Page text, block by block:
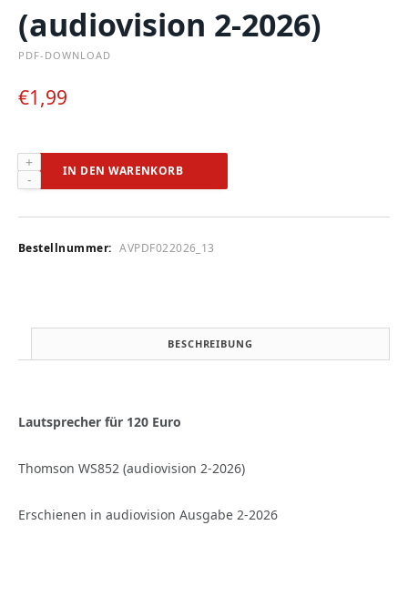
(audiovision 2-2026)
PDF-DOWNLOAD
€1,99
Thomson
WS852
2-
Menge
IN DEN WARENKORB
Bestellnummer: AVPDF022026_13
BESCHREIBUNG
Lautsprecher für 120 Euro
Thomson WS852 (audiovision 2-2026)
Erschienen in audiovision Ausgabe 2-2026